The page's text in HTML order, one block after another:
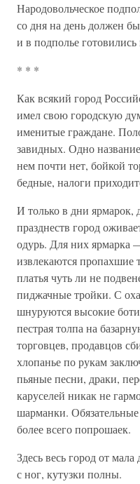
Народовольческое
со дня на день должен
и в подполье готовились
* * *
Как всякий город
имел свою городскую
именитые граждане.
завидных. Одно
нем почти нет, бойкой
бедные, налоги
И только в дни ярмарок,
празднеств город
одурь. Для них ярмарка
извлекаются
платья чуть ли не
пиджачные тройки. С
шнуруются высокие
пестрая толпа на
торговцев, продавцов
хлопанье по рукам
пьяные песни, драки,
каруселей никак не
шарманки.
более всего попрошаек.
Здесь весь город от
с ног, кутузки полны.